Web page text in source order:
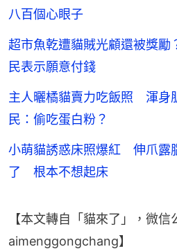
八百個心眼子
超市魚乾遭貓賊光顧還被獎
民表示願意付錢
主人曬橘貓賣力吃飯照 渾身
民：偷吃蛋白粉？
小萌貓誘惑床照爆紅 伸爪露
了 根本不想起床
【本文轉自「貓來了」，微信
aimenggongchang】